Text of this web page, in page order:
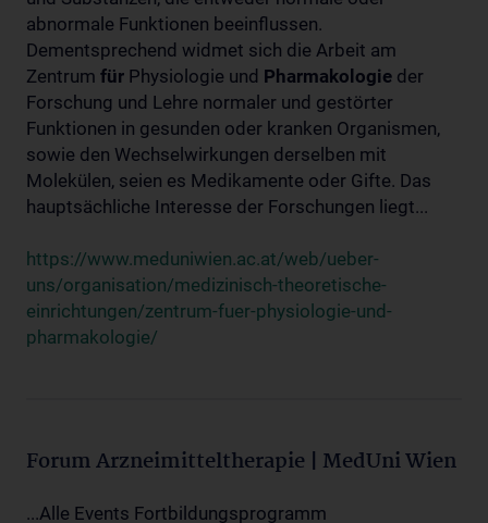
abnormale Funktionen beeinflussen.
Dementsprechend widmet sich die Arbeit am
Zentrum für Physiologie und Pharmakologie der
Forschung und Lehre normaler und gestörter
Funktionen in gesunden oder kranken Organismen,
sowie den Wechselwirkungen derselben mit
Molekülen, seien es Medikamente oder Gifte. Das
hauptsächliche Interesse der Forschungen liegt...
https://www.meduniwien.ac.at/web/ueber-
uns/organisation/medizinisch-theoretische-
einrichtungen/zentrum-fuer-physiologie-und-
pharmakologie/
Forum Arzneimitteltherapie | MedUni Wien
...Alle Events Fortbildungsprogramm